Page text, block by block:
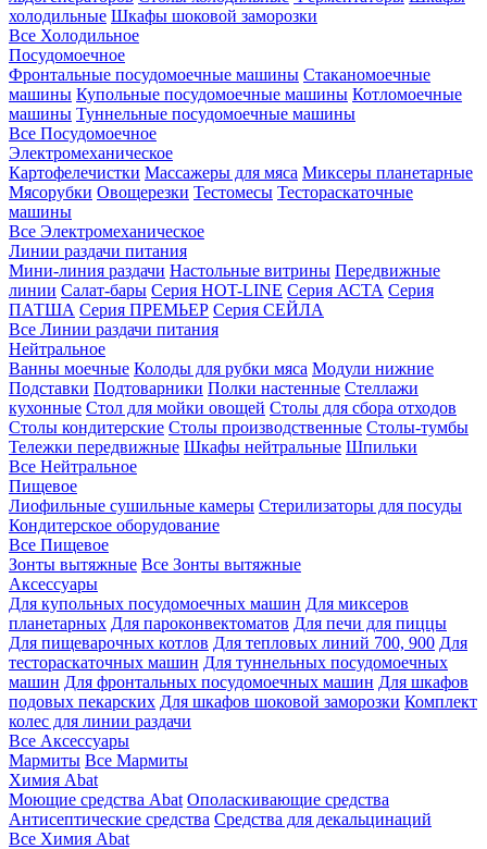
холодильные Шкафы шоковой заморозки
Все Холодильное
Посудомоечное
Фронтальные посудомоечные машины Стаканомоечные
машины Купольные посудомоечные машины Котломоечные
машины Туннельные посудомоечные машины
Все Посудомоечное
Электромеханическое
Картофелечистки Массажеры для мяса Миксеры планетарные
Мясорубки Овощерезки Тестомесы Тестораскаточные
машины
Все Электромеханическое
Линии раздачи питания
Мини-линия раздачи Настольные витрины Передвижные
линии Салат-бары Серия HOT-LINE Серия АСТА Серия
ПАТША Серия ПРЕМЬЕР Серия СЕЙЛА
Все Линии раздачи питания
Нейтральное
Ванны моечные Колоды для рубки мяса Модули нижние
Подставки Подтоварники Полки настенные Стеллажи
кухонные Стол для мойки овощей Столы для сбора отходов
Столы кондитерские Столы производственные Столы-тумбы
Тележки передвижные Шкафы нейтральные Шпильки
Все Нейтральное
Пищевое
Лиофильные сушильные камеры Стерилизаторы для посуды
Кондитерское оборудование
Все Пищевое
Зонты вытяжные Все Зонты вытяжные
Аксессуары
Для купольных посудомоечных машин Для миксеров
планетарных Для пароконвектоматов Для печи для пиццы
Для пищеварочных котлов Для тепловых линий 700, 900 Для
тестораскаточных машин Для туннельных посудомоечных
машин Для фронтальных посудомоечных машин Для шкафов
подовых пекарских Для шкафов шоковой заморозки Комплект
колес для линии раздачи
Все Аксессуары
Мармиты Все Мармиты
Химия Abat
Моющие средства Abat Ополаскивающие средства
Антисептические средства Средства для декальцинаций
Все Химия Abat